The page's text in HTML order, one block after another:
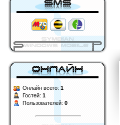
Онлайн всего: 1
Гостей: 1
Пользователей: 0